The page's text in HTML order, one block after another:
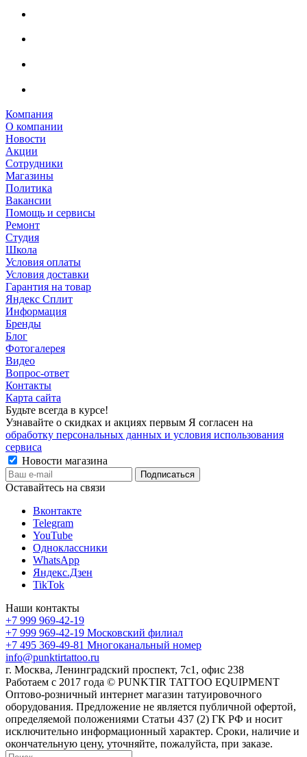
Компания
О компании
Новости
Акции
Сотрудники
Магазины
Политика
Вакансии
Помощь и сервисы
Ремонт
Студия
Школа
Условия оплаты
Условия доставки
Гарантия на товар
Яндекс Сплит
Информация
Бренды
Блог
Фотогалерея
Видео
Вопрос-ответ
Контакты
Карта сайта
Будьте всегда в курсе!
Узнавайте о скидках и акциях первым Я согласен на
обработку персональных данных и условия использования
сервиса
Новости магазина
Оставайтесь на связи
Вконтакте
Telegram
YouTube
Одноклассники
WhatsApp
Яндекс.Дзен
TikTok
Наши контакты
+7 999 969-42-19
+7 999 969-42-19 Московский филиал
+7 495 369-49-81 Многоканальный номер
info@punktirtattoo.ru
г. Москва, Ленинградский проспект, 7с1, офис 238
Работаем с 2017 года © PUNKTIR TATTOO EQUIPMENT
Оптово-розничный интернет магазин татуировочного
оборудования. Предложение не является публичной офертой,
определяемой положениями Статьи 437 (2) ГК РФ и носит
исключительно информационный характер. Сроки, наличие и
окончательную цену, уточняйте, пожалуйста, при заказе.